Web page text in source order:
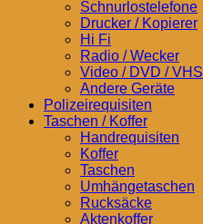
Schnurlostelefone
Drucker / Kopierer
Hi Fi
Radio / Wecker
Video / DVD / VHS
Andere Geräte
Polizeirequisiten
Taschen / Koffer
Handrequisiten
Koffer
Taschen
Umhängetaschen
Rucksäcke
Aktenkoffer